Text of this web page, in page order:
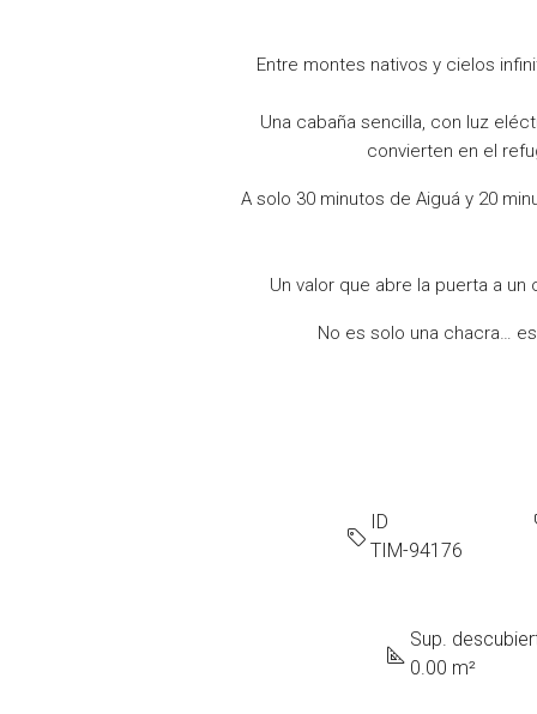
Entre montes nativos y cielos
Una cabaña sencilla, con luz
convierten en el
A solo 30 minutos de Aiguá y 20
Un valor que abre la puerta a
No es solo una chacra…
ID
TIM-94176
Sup.
0.00 m²